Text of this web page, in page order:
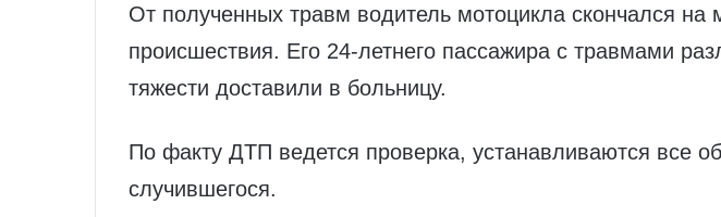
От полученных травм водитель мотоцикла скончался на
происшествия. Его 24-летнего пассажира с травмами
тяжести доставили в больницу.
По факту ДТП ведется проверка, устанавливаются все
случившегося.